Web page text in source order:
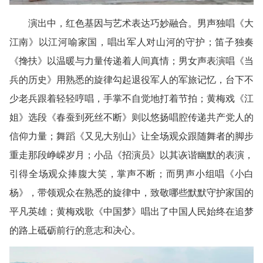
演出中，红色基因与艺术表达巧妙融合。男声独唱《大
江南》以江河喻家国，唱出军人对山河的守护；笛子独奏
《搀扶》以温暖与力量传递着人间真情；男女声表演唱《当
兵的历史》用熟悉的旋律勾起退役军人的军旅记忆，台下不
少老兵跟着轻轻哼唱，手掌不自觉地打着节拍；黄梅戏《江
姐》选段《春蚕到死丝不断》则以悠扬唱腔传递共产党人的
信仰力量；舞蹈《又见大别山》让全场观众跟随舞者的脚步
重走那段峥嵘岁月；小品《招演员》以其诙谐幽默的表演，
引得全场观众捧腹大笑，掌声不断；而男声小组唱《小白
杨》，带领观众在熟悉的旋律中，致敬哪些默默守护家国的
平凡英雄；黄梅戏歌《中国梦》唱出了中国人民始终在追梦
的路上砥砺前行的意志和决心。